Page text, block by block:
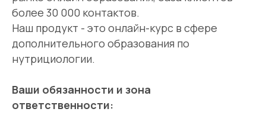
более 30 000 контактов.
Наш продукт - это онлайн-курс в сфере
дополнительного образования по
нутрициологии.
Ваши обязанности и зона
ответственности: